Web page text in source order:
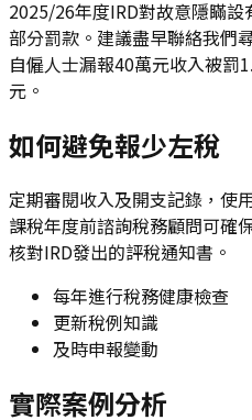
2025/26年度IRD對故意隱瞞
部分罰款。建議盡早聯絡我們
自僱人士漏報40萬元收入被罰
元。
如何避免報少左稅
定期審閱收入及開支記錄，使
課稅年度前諮詢稅務顧問可確
核對IRD發出的評稅通知書。
每年進行稅務健康檢查
更新稅例知識
及時申報變動
實際案例分析